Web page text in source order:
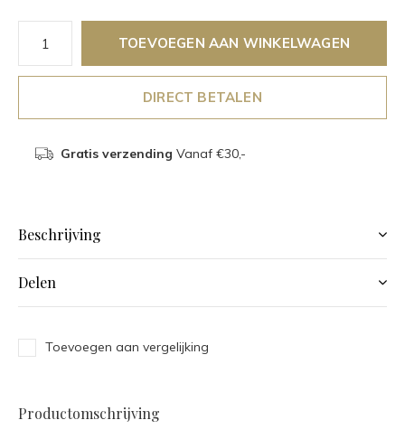
TOEVOEGEN AAN WINKELWAGEN
DIRECT BETALEN
Gratis verzending Vanaf €30,-
Beschrijving
Delen
Toevoegen aan vergelijking
Productomschrijving